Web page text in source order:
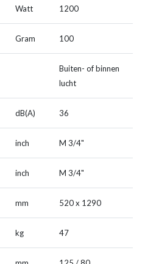
Watt 1200
Gram 100
Buiten- of binnen
lucht
dB(A) 36
inch M 3/4"
inch M 3/4"
mm 520 x 1290
kg 47